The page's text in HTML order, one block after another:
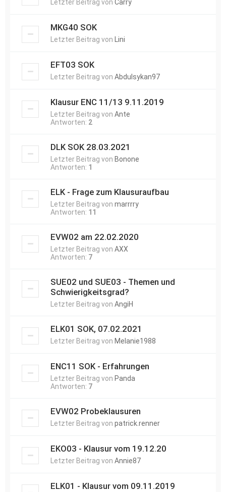
Letzter Beitrag von Carry
MKG40 SOK
Letzter Beitrag von Lini
EFT03 SOK
Letzter Beitrag von Abdulsykan97
Klausur ENC 11/13 9.11.2019
Letzter Beitrag von Ante
Antworten: 2
DLK SOK 28.03.2021
Letzter Beitrag von Bonone
Antworten: 1
ELK - Frage zum Klausuraufbau
Letzter Beitrag von marrrry
Antworten: 11
EVW02 am 22.02.2020
Letzter Beitrag von AXX
Antworten: 7
SUE02 und SUE03 - Themen und
Schwierigkeitsgrad?
Letzter Beitrag von AngiH
ELK01 SOK, 07.02.2021
Letzter Beitrag von Melanie1988
ENC11 SOK - Erfahrungen
Letzter Beitrag von Panda
Antworten: 7
EVW02 Probeklausuren
Letzter Beitrag von patrick.renner
EKO03 - Klausur vom 19.12.20
Letzter Beitrag von Annie87
ELK01 - Klausur vom 09.11.2019